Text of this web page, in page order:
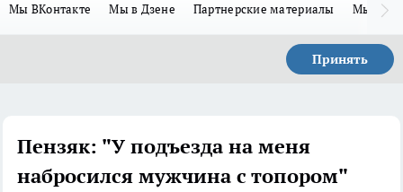
Мы ВКонтакте Мы в Дзене Партнерские материалы Мы в
Принять
Пензяк: "У подъезда на меня
набросился мужчина с топором"